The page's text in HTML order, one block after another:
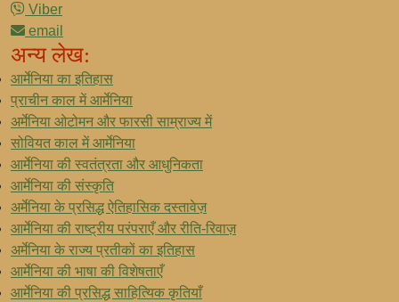
Viber
email
अन्य लेख:
आर्मेनिया का इतिहास
प्राचीन काल में आर्मेनिया
अर्मेनिया ओटोमन और फारसी साम्राज्य में
सोवियत काल में आर्मेनिया
आर्मेनिया की स्वतंत्रता और आधुनिकता
आर्मेनिया की संस्कृति
अर्मेनिया के प्रसिद्ध ऐतिहासिक दस्तावेज़
आर्मेनिया की राष्ट्रीय परंपराएँ और रीति-रिवाज़
अर्मेनिया के राज्य प्रतीकों का इतिहास
आर्मेनिया की भाषा की विशेषताएँ
आर्मेनिया की प्रसिद्ध साहित्यिक कृतियाँ